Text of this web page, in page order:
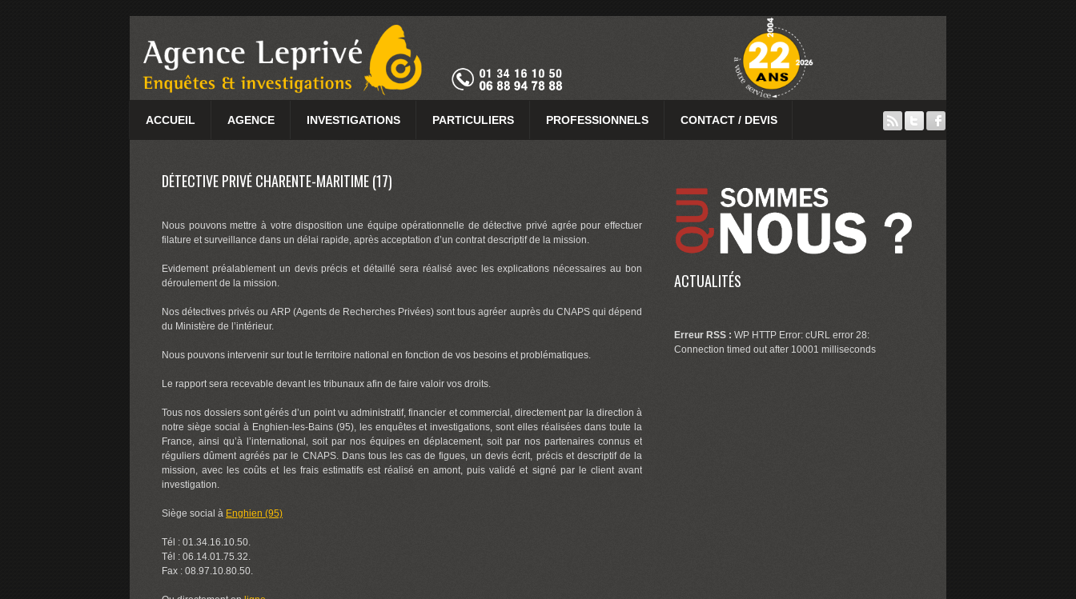
ACCUEIL AGENCE INVESTIGATIONS PARTICULIERS PROFESSIONNELS CONTACT / DEVIS
DÉTECTIVE PRIVÉ CHARENTE-MARITIME (17)
Nous pouvons mettre à votre disposition une équipe opérationnelle de détective privé agrée pour effectuer
filature et surveillance dans un délai rapide, après acceptation d’un contrat descriptif de la mission.
Evidement préalablement un devis précis et détaillé sera réalisé avec les explications nécessaires au bon
déroulement de la mission.
Nos détectives privés ou ARP (Agents de Recherches Privées) sont tous agréer auprès du CNAPS qui dépend
du Ministère de l’intérieur.
Nous pouvons intervenir sur tout le territoire national en fonction de vos besoins et problématiques.
Le rapport sera recevable devant les tribunaux afin de faire valoir vos droits.
Tous nos dossiers sont gérés d’un point vu administratif, financier et commercial, directement par la direction à
notre siège social à Enghien-les-Bains (95), les enquêtes et investigations, sont elles réalisées dans toute la
France, ainsi qu’à l’international, soit par nos équipes en déplacement, soit par nos partenaires connus et
réguliers dûment agréés par le CNAPS. Dans tous les cas de figues, un devis écrit, précis et descriptif de la
mission, avec les coûts et les frais estimatifs est réalisé en amont, puis validé et signé par le client avant
investigation.
Siège social à Enghien (95)
Tél : 01.34.16.10.50.
Tél : 06.14.01.75.32.
Fax : 08.97.10.80.50.
ACTUALITÉS
Erreur RSS : WP HTTP Error: cURL error 28:
Connection timed out after 10001 milliseconds